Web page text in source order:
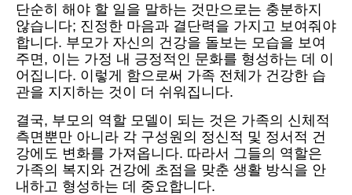
단순히 해야 할 일을 말하는 것만으로는 충분하지
않습니다; 진정한 마음과 결단력을 가지고 보여줘야
합니다. 부모가 자신의 건강을 돌보는 모습을 보여
주면, 이는 가정 내 긍정적인 문화를 형성하는 데 이
어집니다. 이렇게 함으로써 가족 전체가 건강한 습
관을 지지하는 것이 더 쉬워집니다.
결국, 부모의 역할 모델이 되는 것은 가족의 신체적
측면뿐만 아니라 각 구성원의 정신적 및 정서적 건
강에도 변화를 가져옵니다. 따라서 그들의 역할은
가족의 복지와 건강에 초점을 맞춘 생활 방식을 안
내하고 형성하는 데 중요합니다.